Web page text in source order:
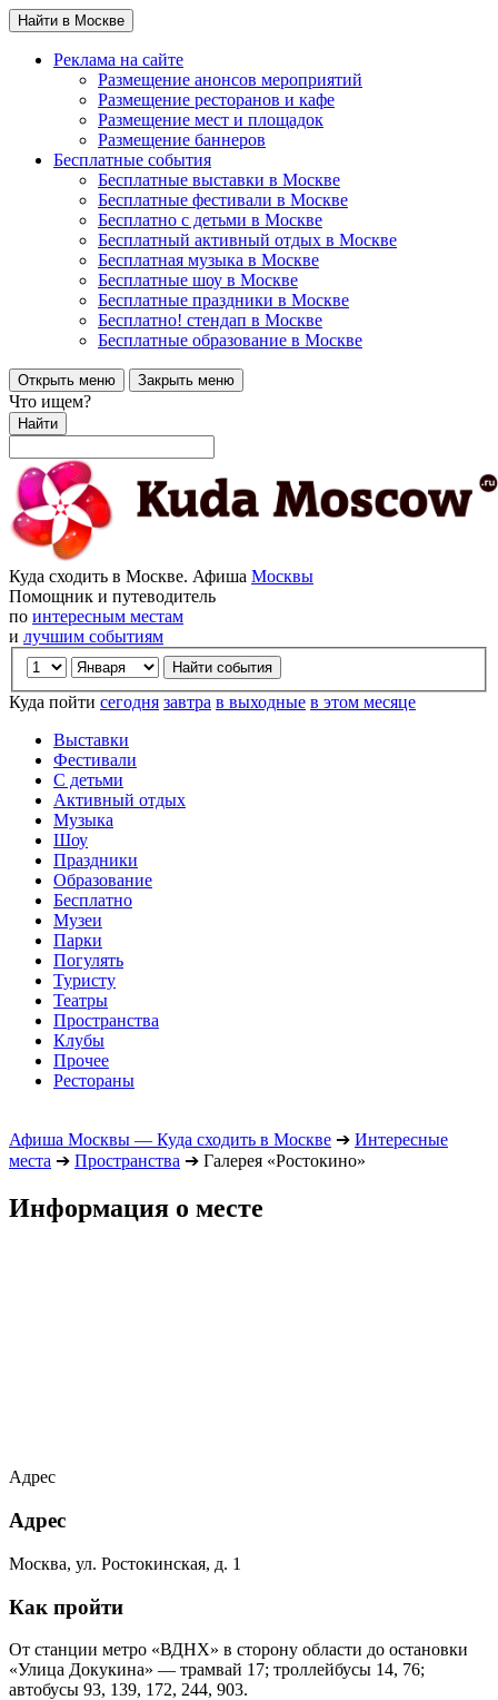
Найти в Москве
Реклама на сайте
Размещение анонсов мероприятий
Размещение ресторанов и кафе
Размещение мест и площадок
Размещение баннеров
Бесплатные события
Бесплатные выставки в Москве
Бесплатные фестивали в Москве
Бесплатно с детьми в Москве
Бесплатный активный отдых в Москве
Бесплатная музыка в Москве
Бесплатные шоу в Москве
Бесплатные праздники в Москве
Бесплатно! стендап в Москве
Бесплатные образование в Москве
Открыть меню Закрыть меню
Что ищем?
Найти
Куда сходить в Москве. Афиша Москвы
Помощник и путеводитель
по интересным местам
и лучшим событиям
Куда пойти сегодня завтра в выходные в этом месяце
Выставки
Фестивали
С детьми
Активный отдых
Музыка
Шоу
Праздники
Образование
Бесплатно
Музеи
Парки
Погулять
Туристу
Театры
Пространства
Клубы
Прочее
Рестораны
Афиша Москвы — Куда сходить в Москве ➔ Интересные
места ➔ Пространства ➔ Галерея «Ростокино»
Информация о месте
Адрес
Адрес
Москва, ул. Ростокинская, д. 1
Как пройти
От станции метро «ВДНХ» в сторону области до остановки
«Улица Докукина» — трамвай 17; троллейбусы 14, 76;
автобусы 93, 139, 172, 244, 903.